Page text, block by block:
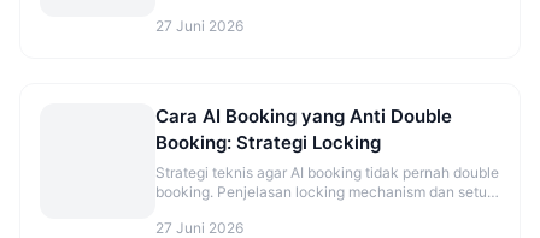
27 Juni 2026
Cara AI Booking yang Anti Double
Booking: Strategi Locking
Strategi teknis agar AI booking tidak pernah double
booking. Penjelasan locking mechanism dan setup
27 Juni 2026